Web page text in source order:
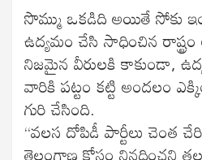
సొమ్ము ఒకడిది అయితే సోకు
ఉద్యమం చేసి సాధించిన
నిజమైన వీరులకి కాకుండా,
వారికి పట్టం కట్టి అందలం
గురి చేసింది.
“వలస దోపిడీ పార్టీలు చెంత చేరి